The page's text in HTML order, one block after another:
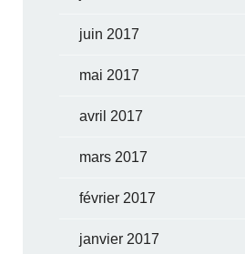
juin 2017
mai 2017
avril 2017
mars 2017
février 2017
janvier 2017